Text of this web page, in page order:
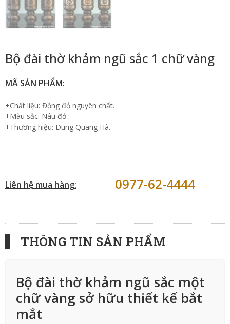
Bộ đài thờ khảm ngũ sắc 1 chữ vàng
MÃ SẢN PHẨM:
+Chất liệu: Đồng đỏ nguyên chất.
+Màu sắc: Nâu đỏ .
+Thương hiệu: Dung Quang Hà.
Liên hệ mua hàng: 0977-62-4444
THÔNG TIN SẢN PHẨM
Bộ đài thờ khảm ngũ sắc một
chữ vàng sở hữu thiết kế bắt
mắt